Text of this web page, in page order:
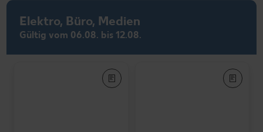
Elektro, Büro, Medien
Gültig vom 06.08. bis 12.08.